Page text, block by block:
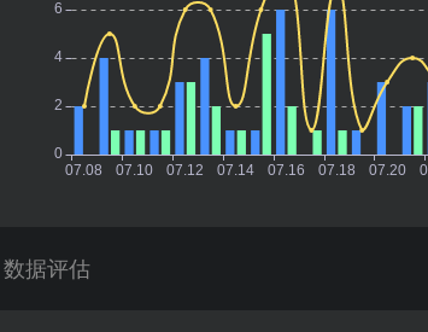
数据评估